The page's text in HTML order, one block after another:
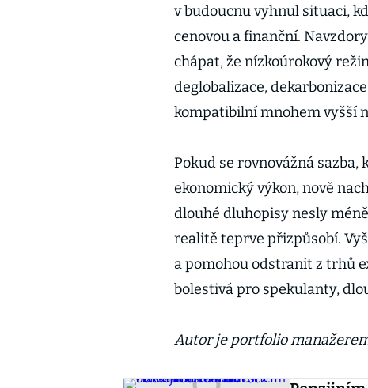
v budoucnu vyhnul situaci,
cenovou a finanční.
chápat, že nízkoúrokový
deglobalizace,
kompatibilní mnohem vyšší
Pokud se rovnovážná
ekonomický výkon, nově
dlouhé dluhopisy nesly
realitě teprve přizpůsobí.
a pomohou odstranit z trhů
bolestivá pro spekulanty,
Autor je portfolio